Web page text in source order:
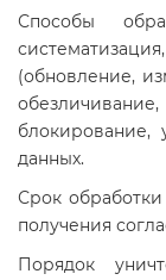
Способы
(обновление,
блокирование,
данных.
Срок обработки
получения
Порядок